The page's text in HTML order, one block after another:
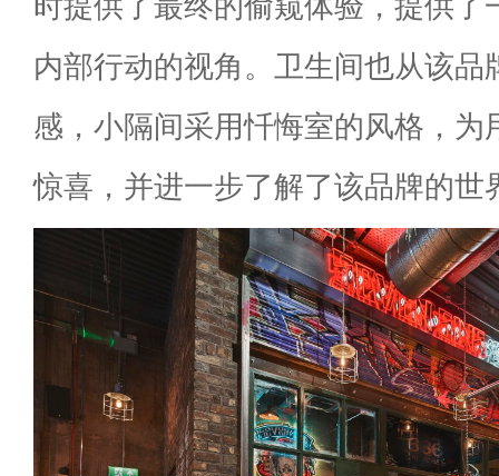
内部行动的视角。卫生间也从该品
感，小隔间采用忏悔室的风格，为
惊喜，并进一步了解了该品牌的世